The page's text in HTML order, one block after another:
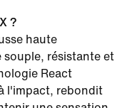
?
haute
résistante et
React
l'impact, rebondit